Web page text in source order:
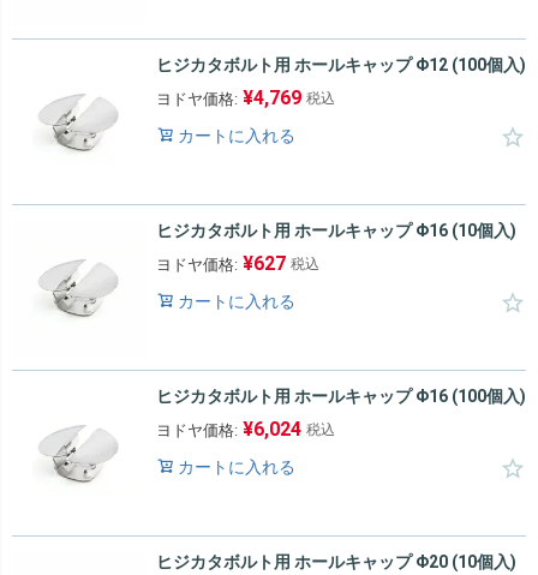
ヒジカタボルト用 ホールキャップ Φ12 (100個入)
ヨドヤ価格: ¥4,769 税込
カートに入れる
ヒジカタボルト用 ホールキャップ Φ16 (10個入)
ヨドヤ価格: ¥627 税込
カートに入れる
ヒジカタボルト用 ホールキャップ Φ16 (100個入)
ヨドヤ価格: ¥6,024 税込
カートに入れる
ヒジカタボルト用 ホールキャップ Φ20 (10個入)